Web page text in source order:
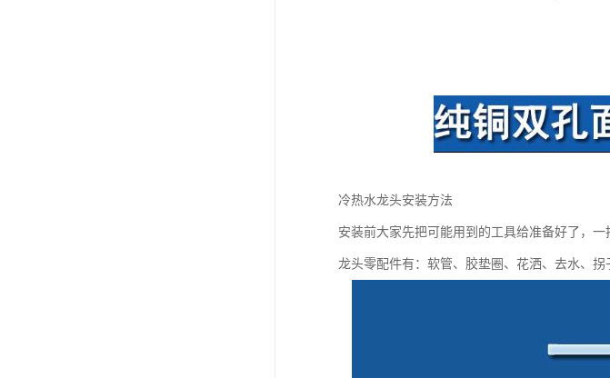
冷热水龙头安装方法
安装前大家先把可能用到的工具给准备好了，
龙头零配件有：软管、胶垫圈、花洒、去水、拐